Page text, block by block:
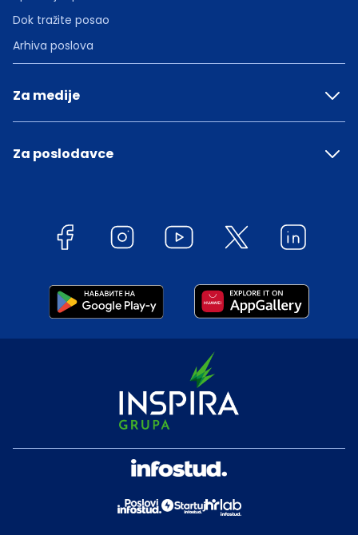
Dok tražite posao
Arhiva poslova
Za medije
Za poslodavce